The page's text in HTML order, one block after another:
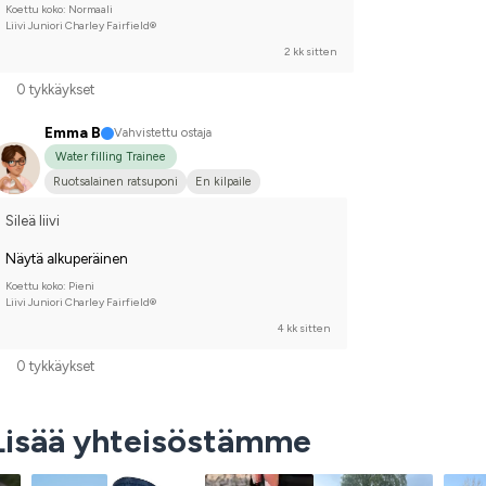
Koettu koko: Normaali
Liivi Juniori Charley Fairfield®
2 kk sitten
0 tykkäykset
Emma B
Vahvistettu ostaja
Water filling Trainee
Ruotsalainen ratsuponi
En kilpaile
Sileä liivi
Näytä alkuperäinen
Koettu koko: Pieni
Liivi Juniori Charley Fairfield®
4 kk sitten
0 tykkäykset
yhteisöstämme